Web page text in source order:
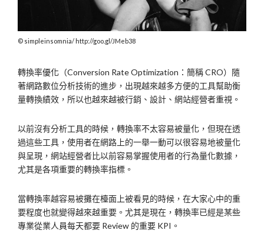
simpleinsomnia/ http://goo.gl/JMeb38
轉換率優化（Conversion Rate Optimization：簡稱 CRO）隨
著網路數位分析技術的進步，出現越來越多方便的工具幫助衡
量轉換績效，所以也越來越被行銷、設計、網站經營者重視。
以前沒有分析工具的時候，轉換率不太容易被量化，但現在透
過這些工具，使用者在網路上的一舉一動可以很容易地被量化
與呈現，網站經營者比以前容易掌握使用者的行為量化數據，
尤其是各項重要的轉換率指標。
當轉換率越容易被攤在檯面上被看見的時候，在大家心中的重
要程度也就變得越來越重要。尤其是現在，轉換率已經是某些
專業從業人員每天都要 Review 的重要 KPI。